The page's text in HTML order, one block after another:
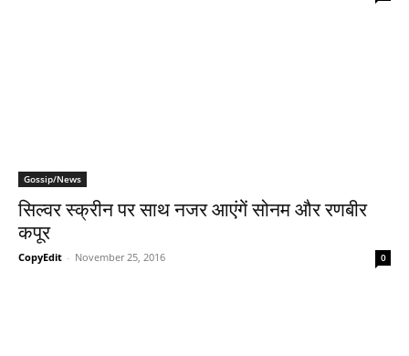
Gossip/News
सिल्‍वर स्‍क्रीन पर साथ नजर आएंगें सोनम और रणबीर
कपूर
CopyEdit - November 25, 2016 0